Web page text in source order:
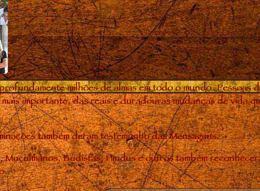
milhões de almas em todo o mundo. Pessoas
importante, das reais e duradouras mudanças de vida
também deram testemunho das Mensagens.
Budistas, Hindus e outros também